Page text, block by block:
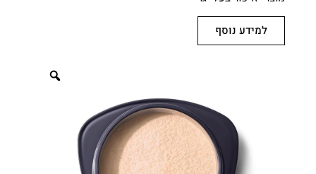
למידע נוסף